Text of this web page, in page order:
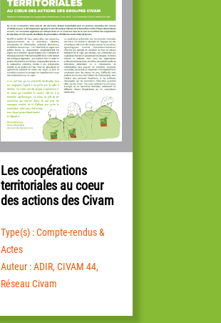
Les coopérations
territoriales au coeur
des actions des Civam
Type(s) : Compte-rendus &
Actes
Auteur : ADIR, CIVAM 44,
Réseau Civam